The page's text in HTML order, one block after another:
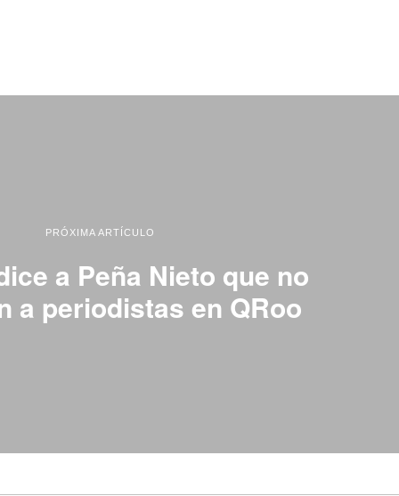
PRÓXIMA ARTÍCULO
a Peña Nieto que no
a periodistas en QRoo